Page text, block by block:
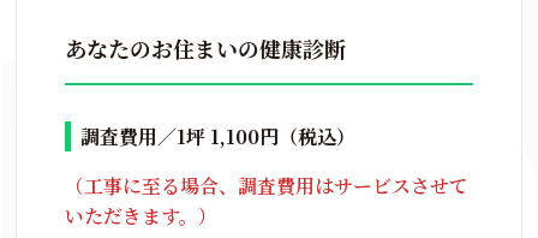
あなたのお住まいの健康診断
調査費用／1坪 1,100円（税込）
（工事に至る場合、調査費用はサービスさせて
いただきます。）